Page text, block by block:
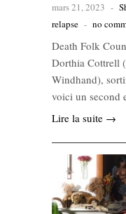
mars 21, 2023 -
relapse - no
Death Folk
Dorthia Cottrell
Windhand),
voici un
Lire la suite →